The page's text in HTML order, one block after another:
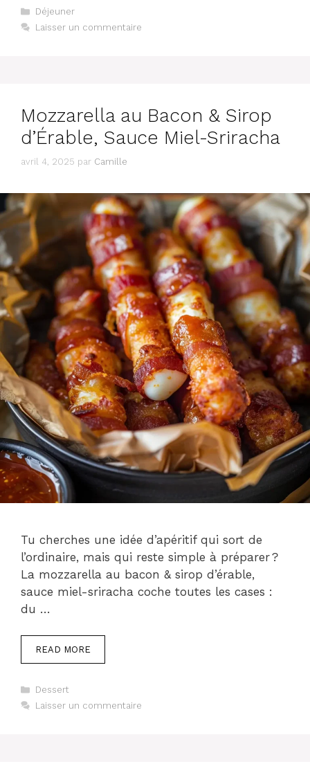
Catégories
Déjeuner
Laisser un commentaire
Mozzarella au Bacon & Sirop
d’Érable, Sauce Miel-Sriracha
avril 4, 2025 par Camille
Tu cherches une idée d’apéritif qui sort de
l’ordinaire, mais qui reste simple à préparer ?
La mozzarella au bacon & sirop d’érable,
sauce miel-sriracha coche toutes les cases :
du …
READ MORE
Catégories
Dessert
Laisser un commentaire